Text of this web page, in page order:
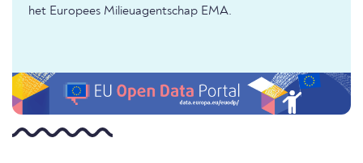
het Europees Milieuagentschap EMA.